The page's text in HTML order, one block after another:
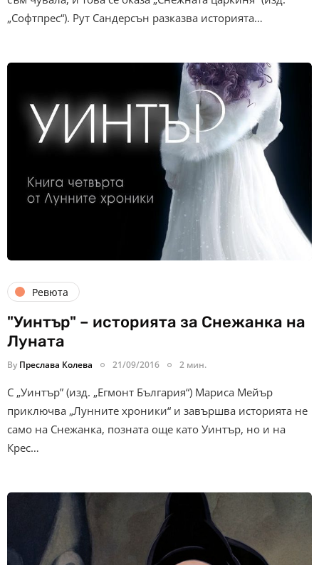
„Софтпрес“). Рут Сандерсън разказва историята…
Ревюта
"Уинтър" – историята за Снежанка на
Луната
By Преслава Колева 21/09/2016 2 мин.
С „Уинтър” (изд. „Егмонт България“) Мариса Мейър
приключва „Лунните хроники“ и завършва историята не
само на Снежанка, позната още като Уинтър, но и на
Крес…